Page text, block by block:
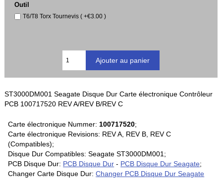
Outil
T6/T8 Torx Tournevis ( +€3.00 )
ST3000DM001 Seagate Disque Dur Carte électronique Contrôleur
PCB 100717520 REV A/REV B/REV C
Carte électronique Nummer: 100717520;
Carte électronique Revisions: REV A, REV B, REV C
(Compatibles);
Disque Dur Compatibles: Seagate ST3000DM001;
PCB Disque Dur: PCB Disque Dur - PCB Disque Dur Seagate;
Changer Carte Disque Dur:Changer PCB Disque Dur Seagate